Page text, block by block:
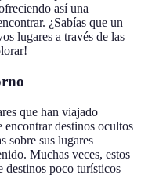
así una
¿Sabías que un
lugares a través de las
que han viajado
encontrar destinos ocultos
sobre sus lugares
Muchas veces, estos
destinos poco turísticos